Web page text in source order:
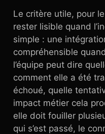
Le critère utile, pour
rester lisible quand
simple : une
compréhensible
l’équipe peut dire
comment elle a été
échoué, quelle
impact métier cela
elle doit fouiller
qui s’est passé, le